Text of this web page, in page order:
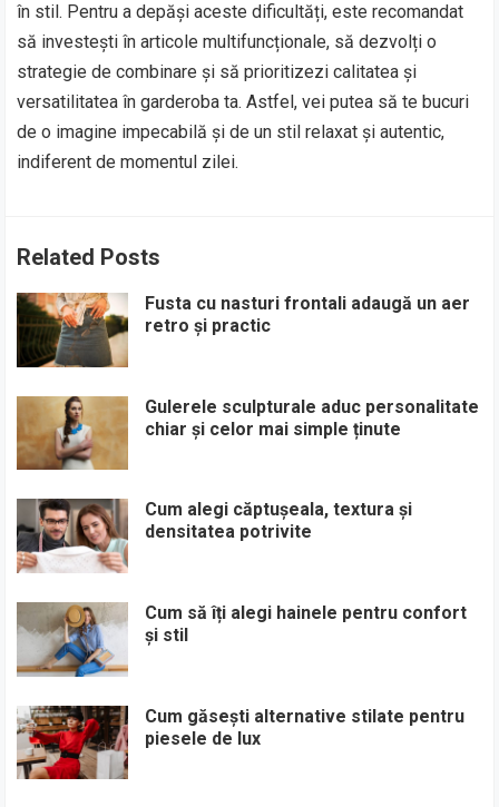
în stil. Pentru a depăși aceste dificultăți, este recomandat
să investești în articole multifuncționale, să dezvolți o
strategie de combinare și să prioritizezi calitatea și
versatilitatea în garderoba ta. Astfel, vei putea să te bucuri
de o imagine impecabilă și de un stil relaxat și autentic,
indiferent de momentul zilei.
Related Posts
Fusta cu nasturi frontali adaugă un aer
retro și practic
Gulerele sculpturale aduc personalitate
chiar și celor mai simple ținute
Cum alegi căptușeala, textura și
densitatea potrivite
Cum să îți alegi hainele pentru confort
și stil
Cum găsești alternative stilate pentru
piesele de lux